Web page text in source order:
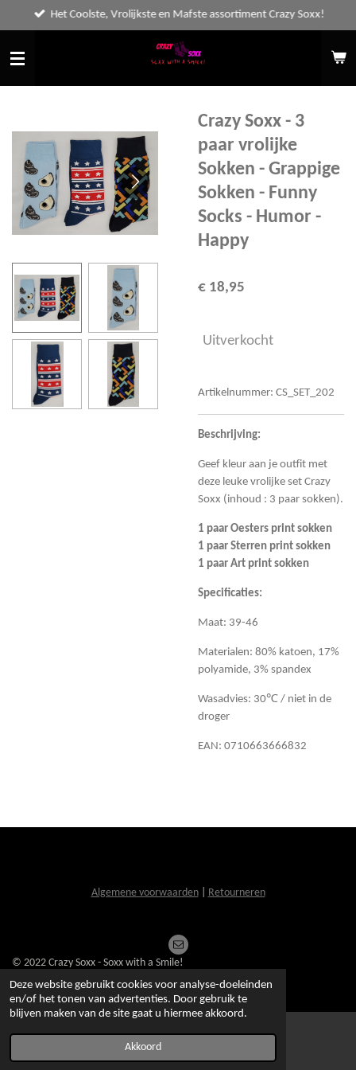
Deze website gebruikt cookies voor analyse-doeleinden
en/of het tonen van advertenties. Door gebruik te
blijven maken van de site gaat u hiermee akkoord.
Akkoord
direct
naar
de
hoofdinhoud
Het Coolste, Vrolijkste en Mafste assortiment Crazy Soxx!
Crazy Soxx - 3
paar vrolijke
Sokken - Grappige
Sokken - Funny
Socks - Humor -
Happy
€ 18,95
Uitverkocht
Artikelnummer: CS_SET_202
Beschrijving:
Geef kleur aan je outfit met
deze leuke vrolijke set Crazy
Soxx (inhoud : 3 paar sokken).
1 paar Oesters print sokken
1 paar Sterren print sokken
1 paar Art print sokken
Specificaties:
Maat: 39-46
Materialen: 80% katoen, 17%
polyamide, 3% spandex
Wasadvies: 30℃ / niet in de
droger
EAN: 0710663666832
Algemene voorwaarden| Retourneren
© 2022 Crazy Soxx - Soxx with a Smile!
Powered by JouwWeb